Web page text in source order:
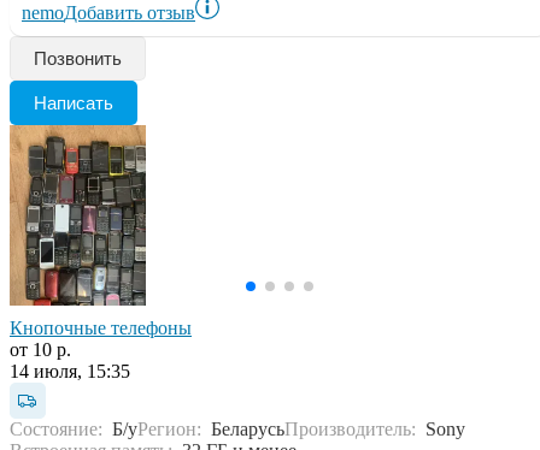
nemoДобавить отзыв
Позвонить
Написать
Кнопочные телефоны
от 10 р.
14 июля, 15:35
Состояние: Б/уРегион: БеларусьПроизводитель: Sony